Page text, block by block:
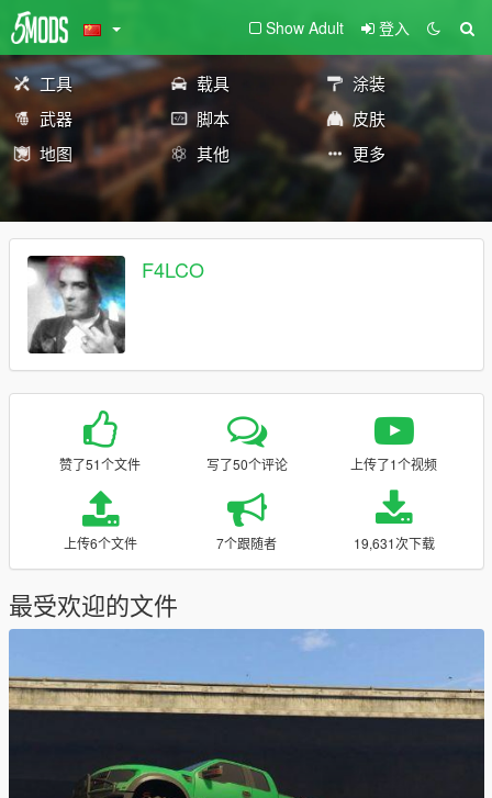
Show Adult 登入
工具 载具
涂装
武器
脚本
皮肤
地图
其他 更多
F4LCO
赞了51个文件 写了50个评论 上传了1个视频
上传6个文件 7个跟随者 19,631次下载
最受欢迎的文件